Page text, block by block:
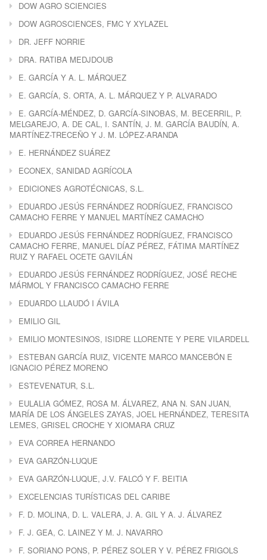
DOW AGRO SCIENCIES
DOW AGROSCIENCES, FMC Y XYLAZEL
DR. JEFF NORRIE
DRA. RATIBA MEDJDOUB
E. GARCÍA Y A. L. MÁRQUEZ
E. GARCÍA, S. ORTA, A. L. MÁRQUEZ Y P. ALVARADO
E. GARCÍA-MÉNDEZ, D. GARCÍA-SINOBAS, M. BECERRIL, P.
MELGAREJO, A. DE CAL, I. SANTÍN, J. M. GARCÍA BAUDÍN, A.
MARTÍNEZ-TRECEÑO Y J. M. LÓPEZ-ARANDA
E. HERNÁNDEZ SUÁREZ
ECONEX, SANIDAD AGRÍCOLA
EDICIONES AGROTÉCNICAS, S.L.
EDUARDO JESÚS FERNÁNDEZ RODRÍGUEZ, FRANCISCO
CAMACHO FERRE Y MANUEL MARTÍNEZ CAMACHO
EDUARDO JESÚS FERNÁNDEZ RODRÍGUEZ, FRANCISCO
CAMACHO FERRE, MANUEL DÍAZ PÉREZ, FÁTIMA MARTÍNEZ
RUIZ Y RAFAEL OCETE GAVILÁN
EDUARDO JESÚS FERNÁNDEZ RODRÍGUEZ, JOSÉ RECHE
MÁRMOL Y FRANCISCO CAMACHO FERRE
EDUARDO LLAUDÓ I ÁVILA
EMILIO GIL
EMILIO MONTESINOS, ISIDRE LLORENTE Y PERE VILARDELL
ESTEBAN GARCÍA RUIZ, VICENTE MARCO MANCEBÓN E
IGNACIO PÉREZ MORENO
ESTEVENATUR, S.L.
EULALIA GÓMEZ, ROSA M. ÁLVAREZ, ANA N. SAN JUAN,
MARÍA DE LOS ÁNGELES ZAYAS, JOEL HERNÁNDEZ, TERESITA
LEMES, GRISEL CROCHE Y XIOMARA CRUZ
EVA CORREA HERNANDO
EVA GARZÓN-LUQUE
EVA GARZÓN-LUQUE, J.V. FALCÓ Y F. BEITIA
EXCELENCIAS TURÍSTICAS DEL CARIBE
F. D. MOLINA, D. L. VALERA, J. A. GIL Y A. J. ÁLVAREZ
F. J. GEA, C. LAINEZ Y M. J. NAVARRO
F. SORIANO PONS, P. PÉREZ SOLER Y V. PÉREZ FRIGOLS